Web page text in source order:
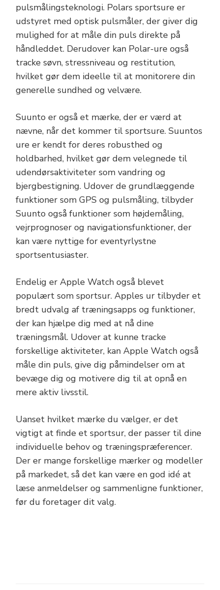
pulsmålingsteknologi. Polars sportsure er
udstyret med optisk pulsmåler, der giver dig
mulighed for at måle din puls direkte på
håndleddet. Derudover kan Polar-ure også
tracke søvn, stressniveau og restitution,
hvilket gør dem ideelle til at monitorere din
generelle sundhed og velvære.
Suunto er også et mærke, der er værd at
nævne, når det kommer til sportsure. Suuntos
ure er kendt for deres robusthed og
holdbarhed, hvilket gør dem velegnede til
udendørsaktiviteter som vandring og
bjergbestigning. Udover de grundlæggende
funktioner som GPS og pulsmåling, tilbyder
Suunto også funktioner som højdemåling,
vejrprognoser og navigationsfunktioner, der
kan være nyttige for eventyrlystne
sportsentusiaster.
Endelig er Apple Watch også blevet
populært som sportsur. Apples ur tilbyder et
bredt udvalg af træningsapps og funktioner,
der kan hjælpe dig med at nå dine
træningsmål. Udover at kunne tracke
forskellige aktiviteter, kan Apple Watch også
måle din puls, give dig påmindelser om at
bevæge dig og motivere dig til at opnå en
mere aktiv livsstil.
Uanset hvilket mærke du vælger, er det
vigtigt at finde et sportsur, der passer til dine
individuelle behov og træningspræferencer.
Der er mange forskellige mærker og modeller
på markedet, så det kan være en god idé at
læse anmeldelser og sammenligne funktioner,
før du foretager dit valg.